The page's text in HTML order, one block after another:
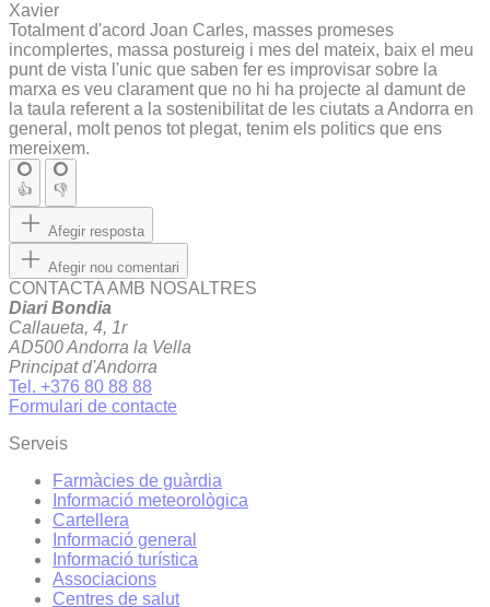
Xavier
Totalment d'acord Joan Carles, masses promeses
incomplertes, massa postureig i mes del mateix, baix el meu
punt de vista l'unic que saben fer es improvisar sobre la
marxa es veu clarament que no hi ha projecte al damunt de
la taula referent a la sostenibilitat de les ciutats a Andorra en
general, molt penos tot plegat, tenim els politics que ens
mereixem.
👍 👎
Afegir resposta
Afegir nou comentari
CONTACTA AMB NOSALTRES
Diari Bondia
Callaueta, 4, 1r
AD500 Andorra la Vella
Principat d'Andorra
Tel. +376 80 88 88
Formulari de contacte
Serveis
Farmàcies de guàrdia
Informació meteorològica
Cartellera
Informació general
Informació turística
Associacions
Centres de salut